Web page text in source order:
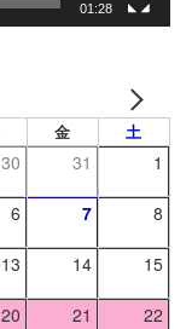
01:28
金 土
30 31 1
6 7 8
13 14 15
20 21 22